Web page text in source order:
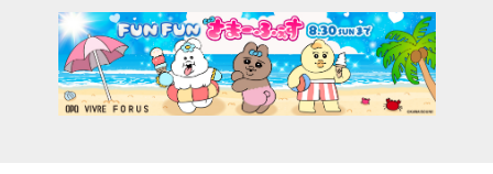
施設案内
アクセ
スタッ